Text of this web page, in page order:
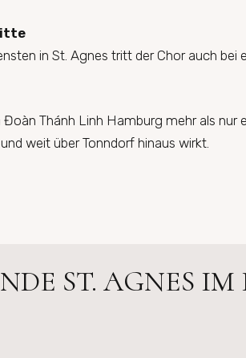
in St. Agnes tritt der Chor auch
Thánh Linh Hamburg mehr als nur
weit über Tonndorf hinaus wirkt.
ST. AGNES